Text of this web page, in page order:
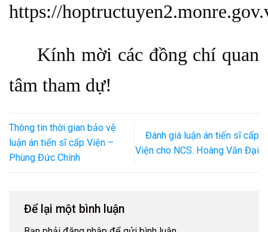
https://
Kính mời các đồng chí quan
tâm tham dự!
Thông tin thời gian bảo vệ
luận án tiến sĩ cấp Viện –
Phùng Đức Chính
Đánh giá luận án tiến sĩ cấp
Viện cho NCS. Hoàng Văn Đại
Để lại một bình luận